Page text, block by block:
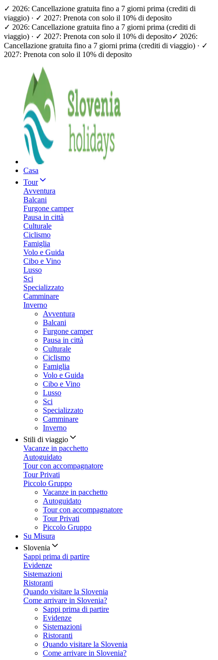
✓ 2026: Cancellazione gratuita fino a 7 giorni prima (crediti di
viaggio) · ✓ 2027: Prenota con solo il 10% di deposito
✓ 2026: Cancellazione gratuita fino a 7 giorni prima (crediti di
viaggio) · ✓ 2027: Prenota con solo il 10% di deposito✓ 2026:
Cancellazione gratuita fino a 7 giorni prima (crediti di viaggio) · ✓
2027: Prenota con solo il 10% di deposito
Casa
Tour
Avventura
Balcani
Furgone camper
Pausa in città
Culturale
Ciclismo
Famiglia
Volo e Guida
Cibo e Vino
Lusso
Sci
Specializzato
Camminare
Inverno
Avventura
Balcani
Furgone camper
Pausa in città
Culturale
Ciclismo
Famiglia
Volo e Guida
Cibo e Vino
Lusso
Sci
Specializzato
Camminare
Inverno
Stili di viaggio
Vacanze in pacchetto
Autoguidato
Tour con accompagnatore
Tour Privati
Piccolo Gruppo
Vacanze in pacchetto
Autoguidato
Tour con accompagnatore
Tour Privati
Piccolo Gruppo
Su Misura
Slovenia
Sappi prima di partire
Evidenze
Sistemazioni
Ristoranti
Quando visitare la Slovenia
Come arrivare in Slovenia?
Sappi prima di partire
Evidenze
Sistemazioni
Ristoranti
Quando visitare la Slovenia
Come arrivare in Slovenia?